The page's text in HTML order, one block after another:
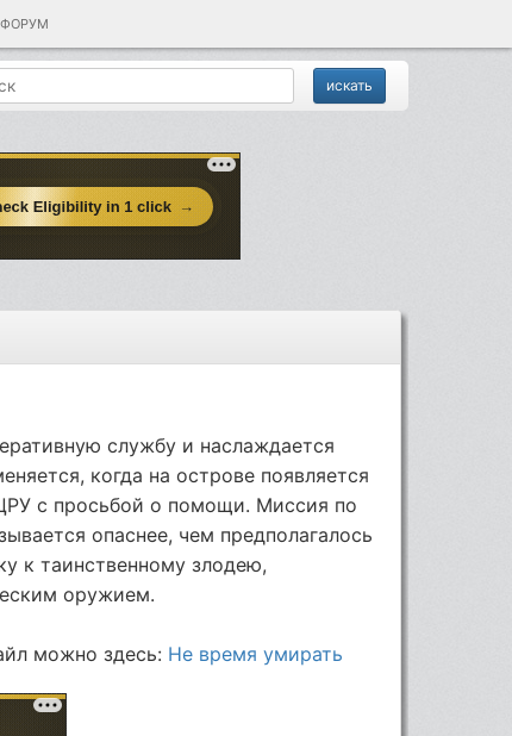
ФОРУМ
службу и наслаждается
когда на острове появляется
с просьбой о помощи. Миссия по
опаснее, чем предполагалось
к таинственному злодею,
оружием.
можно здесь: Не время умирать